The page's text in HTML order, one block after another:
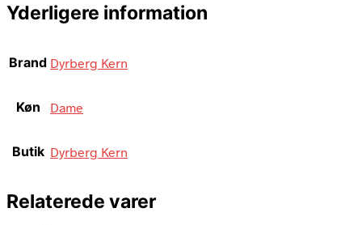
Yderligere information
Brand Dyrberg Kern
Køn Dame
Butik Dyrberg Kern
Relaterede varer